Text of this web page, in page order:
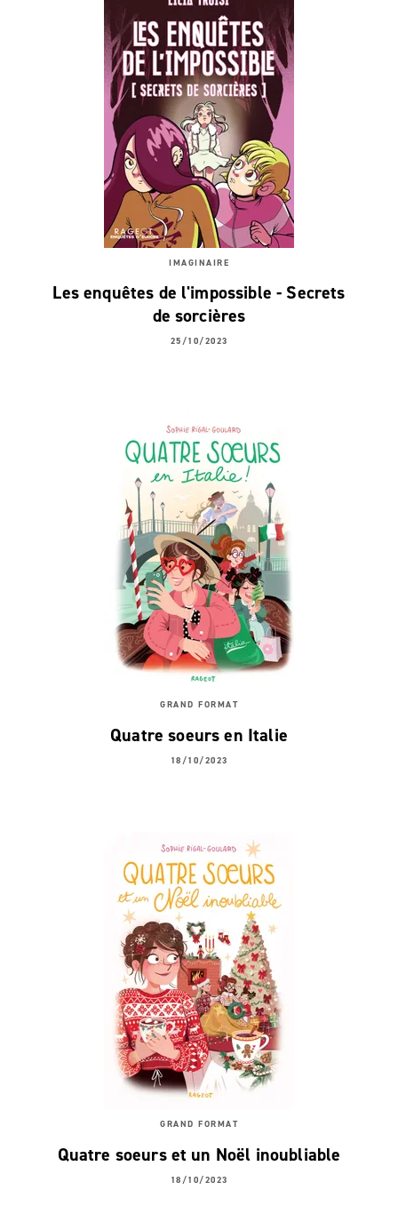
IMAGINAIRE
Les enquêtes de l'impossible - Secrets
de sorcières
25/10/2023
GRAND FORMAT
Quatre soeurs en Italie
18/10/2023
GRAND FORMAT
Quatre soeurs et un Noël inoubliable
18/10/2023